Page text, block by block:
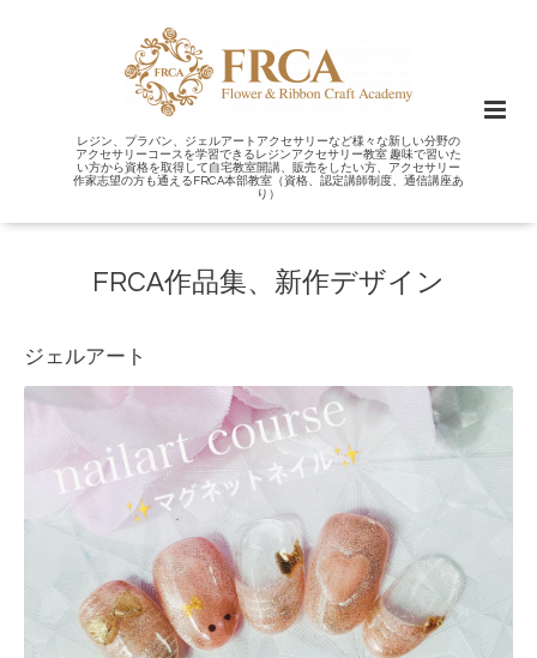
レジン、プラバン、ジェルアートアクセサリーなど様々な新しい分野の
アクセサリーコースを学習できるレジンアクセサリー教室 趣味で習いた
い方から資格を取得して自宅教室開講、販売をしたい方、アクセサリー
作家志望の方も通えるFRCA本部教室（資格、認定講師制度、通信講座あ
り）
FRCA作品集、新作デザイン
ジェルアート